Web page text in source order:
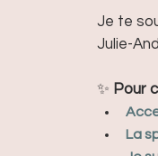
Je te
Julie-
✨ Pour
La